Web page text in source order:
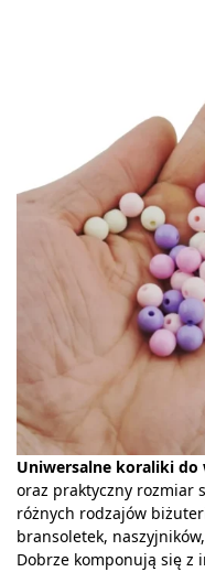
Uniwersalne koraliki
oraz praktyczny rozmiar
różnych rodzajów
bransoletek,
Dobrze komponują się z